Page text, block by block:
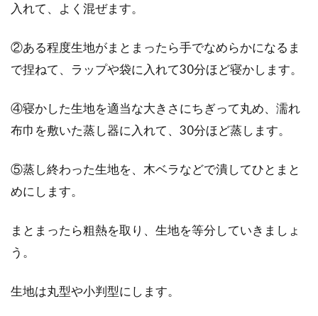
とは？厳選6レシピ紹介！
いつも家にある材料で時短でできるおやつは何
かないでしょうか？特に子供さんがおられるご
間保存ができるの？
か？常温や冷蔵庫で保存すると、すぐにダメに
入れて、よく混ぜます。
②ある程度生地がまとまったら手でなめらかになるま
で捏ねて、ラップや袋に入れて30分ほど寝かします。
④寝かした生地を適当な大きさにちぎって丸め、濡れ
布巾を敷いた蒸し器に入れて、30分ほど蒸します。
⑤蒸し終わった生地を、木ベラなどで潰してひとまと
めにします。
まとまったら粗熱を取り、生地を等分していきましょ
う。
生地は丸型や小判型にします。